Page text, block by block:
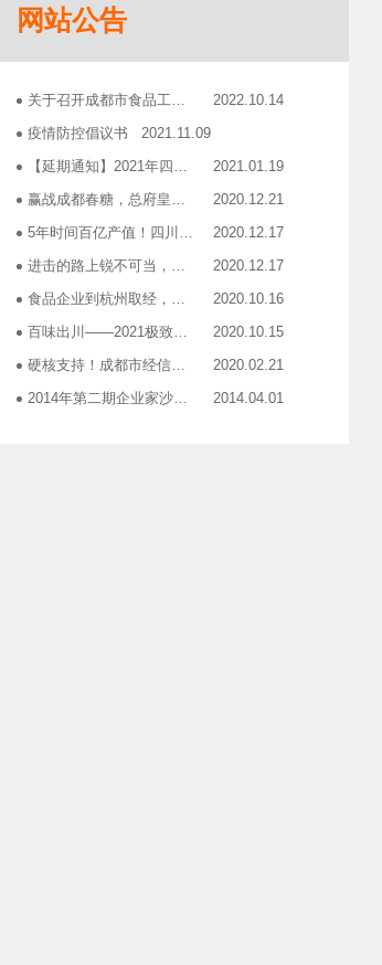
广汉市VOCs治理现场会在广汉市金星彩印包装有限公司隆重举行！
企业如何用低成本做营销——成都市食品商会企业家沙龙活动 2018.11.16
2019糖酒会，100大创新产品发布会在蓉举行 2019.03.25
成都市食品商会第三届七次常务理事会顺利举行
网站公告
关于召开成都市食品工业协会第三届三次理事会的通知
2022.10.14
疫情防控倡议书
2021.11.09
【延期通知】2021年四川食品行业年会
2021.01.19
赢战成都春糖，总府皇冠是您最正确的选择！
2020.12.21
5年时间百亿产值！四川食品行业「十亿俱乐部」合伙人招募！
2020.12.17
进击的路上锐不可当，千亿级资源扬帆赋能！电商启航班招募啦！
2020.12.17
食品企业到杭州取经，爆品打造的必经之路
2020.10.16
百味出川——2021极致爆品打造之旅报名开启
2020.10.15
硬核支持！成都市经信局出台有效应对疫情稳定经济运行20条政策措施工业和信息化类项目申报指南！
2020.02.21
2014年第二期企业家沙龙活动通知
2014.04.01